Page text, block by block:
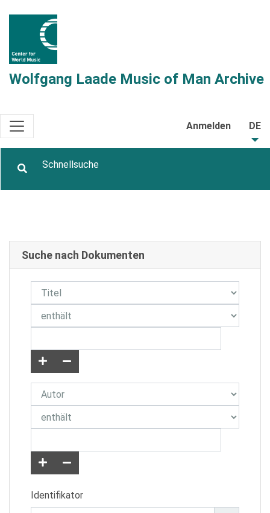
Wolfgang Laade Music of Man Archive
Anmelden DE
Suche nach Dokumenten
Identifikator